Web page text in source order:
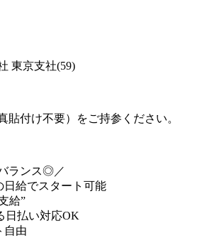
東京支社(59)
貼付け不要）をご持参ください。
ランス◎／
給でスタート可能
給”
日払い対応OK
自由